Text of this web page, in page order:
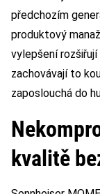
předchozím
produktový
vylepšení
zachovávají to
zaposlouchá do
kvalitě